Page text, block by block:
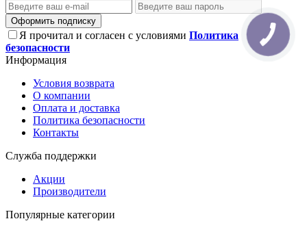
Оформить подписку
Я прочитал и согласен с условиями Политика
безопасности
Информация
Условия возврата
О компании
Оплата и доставка
Политика безопасности
Контакты
Служба поддержки
Акции
Производители
Популярные категории